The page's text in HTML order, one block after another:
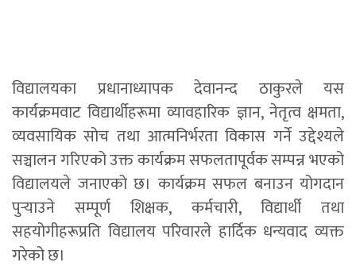
विद्यालयका प्रधानाध्यापक देवानन्द ठाकुरले यस
कार्यक्रमवाट विद्यार्थीहरूमा व्यावहारिक ज्ञान, नेतृत्व क्षमता,
व्यवसायिक सोच तथा आत्मनिर्भरता विकास गर्ने उद्देश्यले
सञ्चालन गरिएको उक्त कार्यक्रम सफलतापूर्वक सम्पन्न भएको
विद्यालयले जनाएको छ। कार्यक्रम सफल बनाउन योगदान
पुर्‍याउने सम्पूर्ण शिक्षक, कर्मचारी, विद्यार्थी तथा
सहयोगीहरूप्रति विद्यालय परिवारले हार्दिक धन्यवाद व्यक्त
गरेको छ।